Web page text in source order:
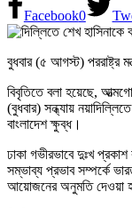
Facebook0
বুধবার (৫ আগস্ট) পররাষ্ট্র
বিবৃতিতে বলা হয়েছে,
(বুধবার) সন্ধ্যায়
বাংলাদেশ ক্ষুব্ধ।
ঢাকা গভীরভাবে দুঃখ
সম্ভাব্য প্রভাব সম্পর্কে
আয়োজনের অনুমতি দেওয়া